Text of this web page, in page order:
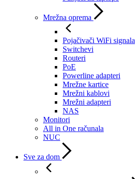
Mrežna oprema
Pojačivači WiFi signala
Switchevi
Routeri
PoE
Powerline adapteri
Mrežne kartice
Mrežni kablovi
Mrežni adapteri
NAS
Monitori
All in One računala
NUC
Sve za dom